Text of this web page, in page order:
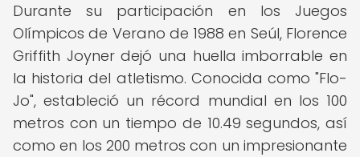
Durante su participación en los Juegos
Olímpicos de Verano de 1988 en Seúl, Florence
Griffith Joyner dejó una huella imborrable en
la historia del atletismo. Conocida como "Flo-
Jo", estableció un récord mundial en los 100
metros con un tiempo de 10.49 segundos, así
como en los 200 metros con un impresionante